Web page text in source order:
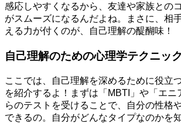
感応しやすくなるから、友達や家族との
がスムーズになるんだよね。まさに、相
える力が付くのが、自己理解の醍醐味！
自己理解のための心理学テクニッ
ここでは、自己理解を深めるために役立
を紹介するよ！まずは「MBTI」や「エニ
らのテストを受けることで、自分の性格
できるの。自分がどんなタイプなのかを